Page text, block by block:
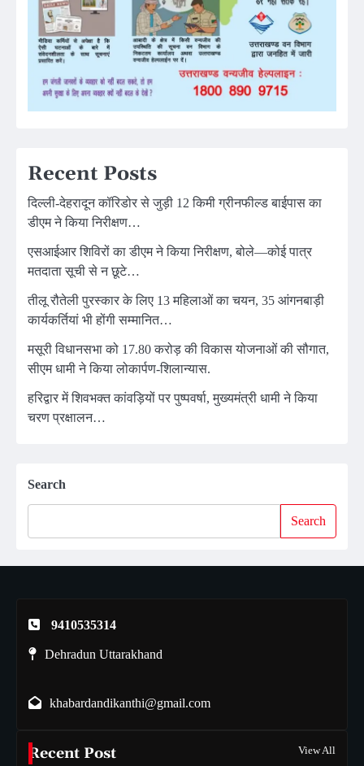
Recent Posts
दिल्ली-देहरादून कॉरिडोर से जुड़ी 12 किमी ग्रीनफील्ड बाईपास का
डीएम ने किया निरीक्षण…
एसआईआर शिविरों का डीएम ने किया निरीक्षण, बोले—कोई पात्र
मतदाता सूची से न छूटे…
तीलू रौतेली पुरस्कार के लिए 13 महिलाओं का चयन, 35 आंगनबाड़ी
कार्यकर्तियां भी होंगी सम्मानित…
मसूरी विधानसभा को 17.80 करोड़ की विकास योजनाओं की सौगात,
सीएम धामी ने किया लोकार्पण-शिलान्यास.
हरिद्वार में शिवभक्त कांवड़ियों पर पुष्पवर्षा, मुख्यमंत्री धामी ने किया
चरण प्रक्षालन…
Search
Search
9410535314
Dehradun Uttarakhand
khabardandikanthi@gmail.com
Recent Post View All